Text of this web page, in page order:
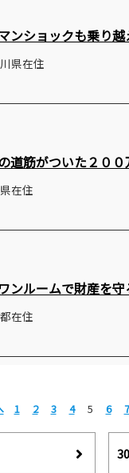
ンショックも乗り越
県在住
道筋がついた２００
在住
ンルームで財産を守
在住
1 2 3 4 5 6 7